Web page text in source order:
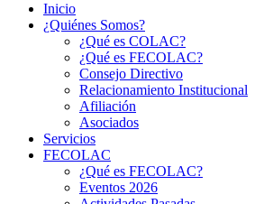
Inicio
¿Quiénes Somos?
¿Qué es COLAC?
¿Qué es FECOLAC?
Consejo Directivo
Relacionamiento Institucional
Afiliación
Asociados
Servicios
FECOLAC
¿Qué es FECOLAC?
Eventos 2026